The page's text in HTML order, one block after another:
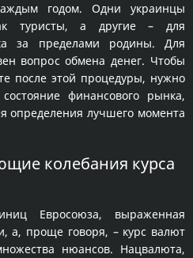
годом. Одни украинцы
туристы, а другие – для
за пределами родины. Для
вопрос обмена денег. Чтобы
после этой процедуры, нужно
финансового рынка,
определения лучшего момента
колебания курса
Евросоюза, выраженная
а, проще говоря, – курс валют
нюансов. Нацвалюта,